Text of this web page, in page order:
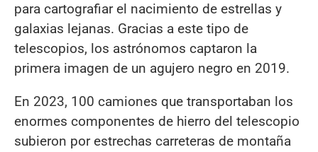
para cartografiar el nacimiento de estrellas y
galaxias lejanas. Gracias a este tipo de
telescopios, los astrónomos captaron la
primera imagen de un agujero negro en 2019.
En 2023, 100 camiones que transportaban los
enormes componentes de hierro del telescopio
subieron por estrechas carreteras de montaña